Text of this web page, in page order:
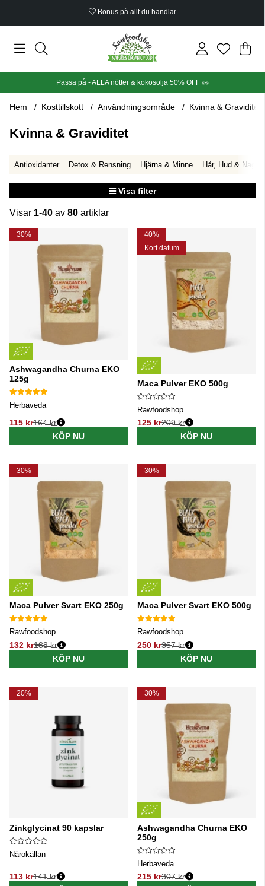
Ekologiskt certifierat
Din
.
Passa på - ALLA nötter & kokosolja 50% OFF 🥜
Hem Kosttillskott Användningsområde Kvinna & Graviditet
Kvinna & Graviditet
Antioxidanter Detox & Rensning Hjärna & Minne Hår, Hud & Naglar
Visa filter
Visar 1-40 av 80 artiklar
Produkter
30%
Ashwagandha Churna EKO
125g
Herbaveda
115 kr
Ordinarie pris:
164 kr
KÖP NU
40%
Kort datum
Maca Pulver EKO 500g
Rawfoodshop
125 kr
Ordinarie pris:
209 kr
KÖP NU
30%
Maca Pulver Svart EKO 250g
Rawfoodshop
132 kr
Ordinarie pris:
188 kr
KÖP NU
30%
Maca Pulver Svart EKO 500g
Rawfoodshop
250 kr
Ordinarie pris:
357 kr
KÖP NU
20%
Zinkglycinat 90 kapslar
Närokällan
113 kr
Ordinarie pris:
141 kr
30%
Ashwagandha Churna EKO
250g
Herbaveda
215 kr
Ordinarie pris:
307 kr